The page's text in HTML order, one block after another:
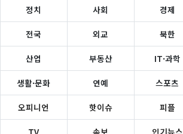
정치 사회 경제
전국 외교 북한
산업 부동산 IT·과학
생활·문화 연예 스포츠
오피니언 핫이슈 피플
TV 속보 인기뉴스